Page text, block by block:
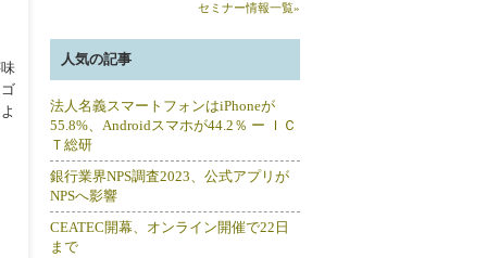
セミナー情報一覧»
人気の記事
法人名義スマートフォンはiPhoneが
55.8%、Androidスマホが44.2％ ー ＩＣ
Ｔ総研
銀行業界NPS調査2023、公式アプリが
NPSへ影響
CEATEC開幕、オンライン開催で22日
まで